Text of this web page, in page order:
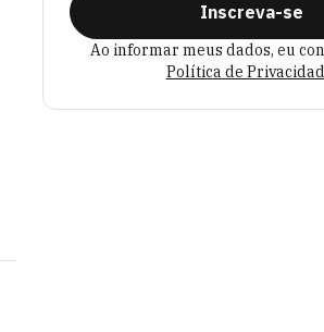
Inscreva-se
Ao informar meus dados, eu
Política de